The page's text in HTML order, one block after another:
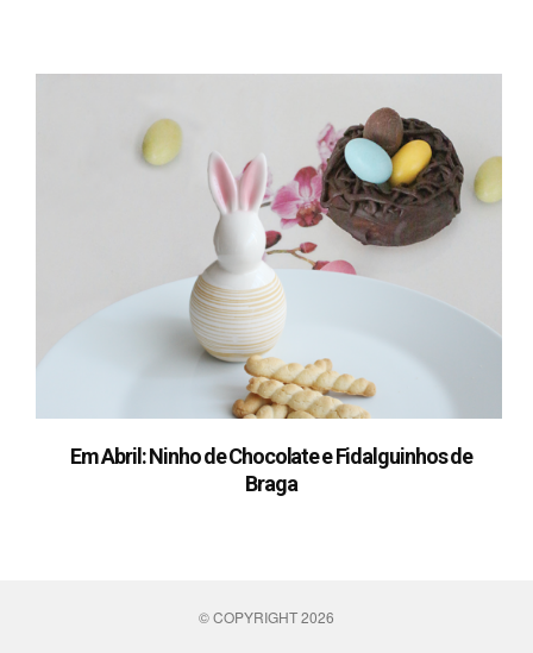
Em Abril: Ninho de Chocolate e Fidalguinhos de
Braga
© COPYRIGHT 2026